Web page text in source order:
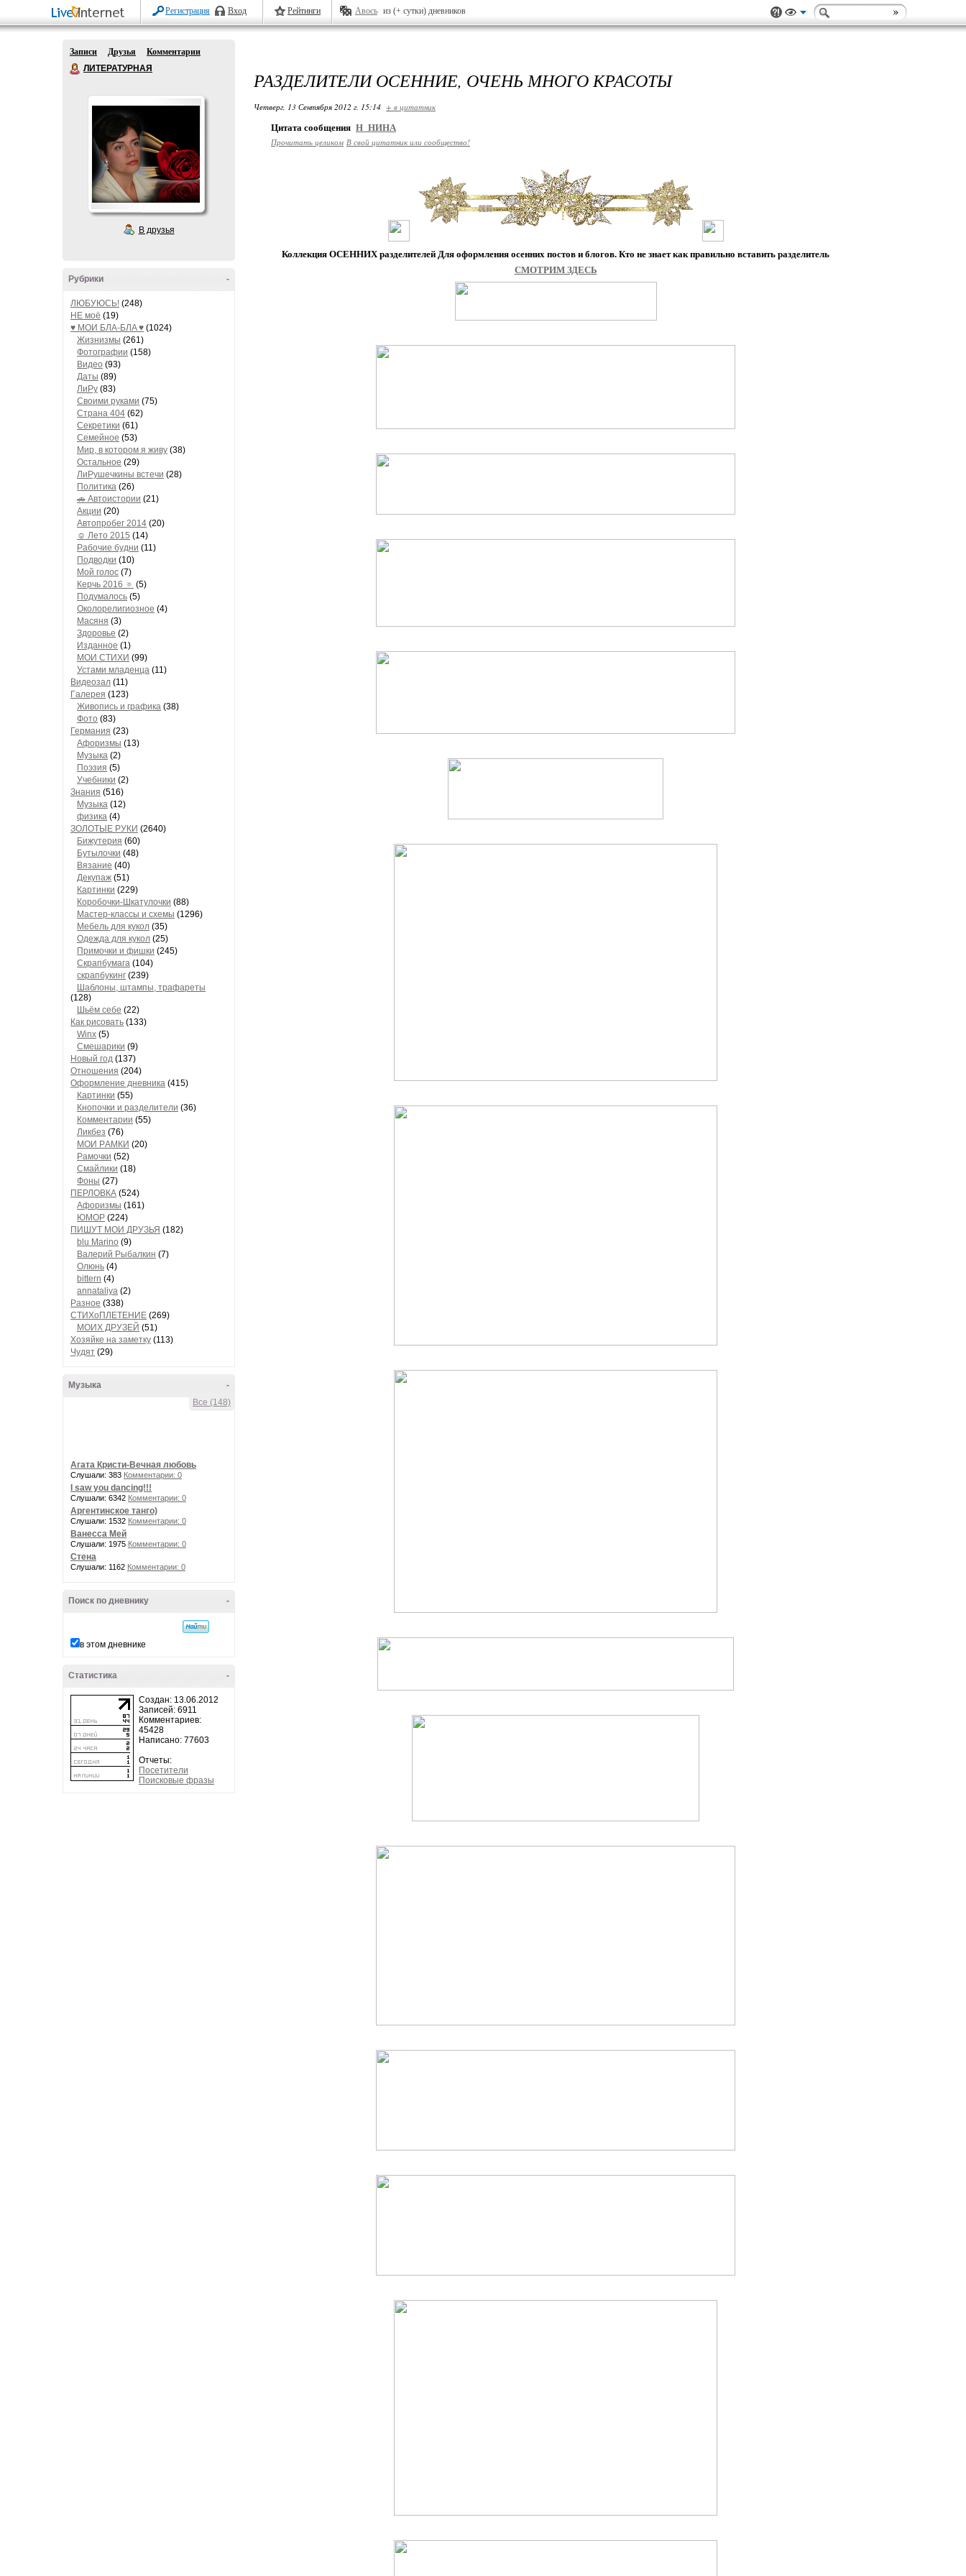
Регистрация Вход Рейтинги Авось из (+ сутки) дневников
Записи Друзья
Комментарии
ЛИТЕРАТУРНАЯ
В друзья
-
Рубрики
ЛЮБУЮСЬ! (248)
НЕ моё (19)
♥ МОИ БЛA-БЛA ♥ (1024)
Жизнизмы (261)
Фотографии (158)
Видео (93)
Даты (89)
ЛиРу (83)
Своими руками (75)
Страна 404 (62)
Секретики (61)
Семейное (53)
Мир, в котором я живу (38)
Остальное (29)
ЛиРушечкины встечи (28)
Политика (26)
🚗 Автоистории (21)
Акции (20)
Автопробег 2014 (20)
☺ Лето 2015 (14)
Рабочие будни (11)
Подводки (10)
Мой голос (7)
Керчь 2016 🔅 (5)
Подумалось (5)
Околорелигиозное (4)
Масяня (3)
Здоровье (2)
Изданное (1)
МОИ СТИХИ (99)
Устами младенца (11)
Видеозал (11)
Гaлерея (123)
Живопись и грaфикa (38)
Фото (83)
Гермaния (23)
Aфоризмы (13)
Музыкa (2)
Поэзия (5)
Учебники (2)
Знания (516)
Музыкa (12)
физика (4)
ЗОЛОТЫЕ РУКИ (2640)
Бижутерия (60)
Бутылочки (48)
Вязaние (40)
Декупaж (51)
Кaртинки (229)
Коробочки-Шкатулочки (88)
Мастер-классы и схемы (1296)
Мебель для кукол (35)
Одеждa для кукол (25)
Примочки и фишки (245)
Скрaпбумaгa (104)
скрапбукинг (239)
Шaблоны, штaмпы, трaфaреты
(128)
Шьём себе (22)
Как рисовать (133)
Winx (5)
Смешарики (9)
Новый год (137)
Отношения (204)
Оформление дневника (415)
Кaртинки (55)
Кнопочки и рaзделители (36)
Комментaрии (55)
Ликбез (76)
МОИ РAМКИ (20)
Рaмочки (52)
Смaйлики (18)
Фоны (27)
ПЕРЛОВКА (524)
Aфоризмы (161)
ЮМОР (224)
ПИШУТ МОИ ДРУЗЬЯ (182)
blu Marino (9)
Валерий Рыбалкин (7)
Олюнь (4)
bittern (4)
annataliya (2)
Разное (338)
СТИХоПЛЕТЕНИЕ (269)
МОИХ ДРУЗЕЙ (51)
Хозяйке на заметку (113)
Чудят (29)
-
Музыка
Все (148)
Агата Кристи-Вечная любовь
Слушали: 383 Комментарии: 0
I saw you dancing!!!
Слушали: 6342 Комментарии: 0
Аргентинское танго)
Слушали: 1532 Комментарии: 0
Ванесса Мей
Слушали: 1975 Комментарии: 0
Стена
Слушали: 1162 Комментарии: 0
-
Поиск по дневнику
в этом дневнике
-
Статистика
Создан: 13.06.2012
Записей: 6911
Комментариев:
45428
Написано: 77603
Отчеты:
Посетители
Поисковые фразы
РАЗДЕЛИТЕЛИ ОСЕННИЕ, ОЧЕНЬ МНОГО КРАСОТЫ
Четверг, 13 Сентября 2012 г. 15:14 + в цитатник
Цитата сообщения Н_НИНА
Прочитать целиком В свой цитатник или сообщество!
Коллекция ОСЕННИХразделителей Для оформления осенних постов и блогов. Кто не знает как правильно вставить разделитель
СМОТРИМ ЗДЕСЬ